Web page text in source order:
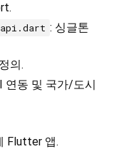
: 싱글톤
의.
연동 및 국가/도시
Flutter 앱.